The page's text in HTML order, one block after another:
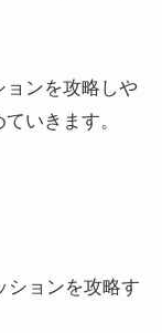
ョンを攻略しや
いきます。
ションを攻略す